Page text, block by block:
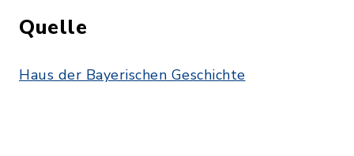
Quelle
Haus der Bayerischen Geschichte